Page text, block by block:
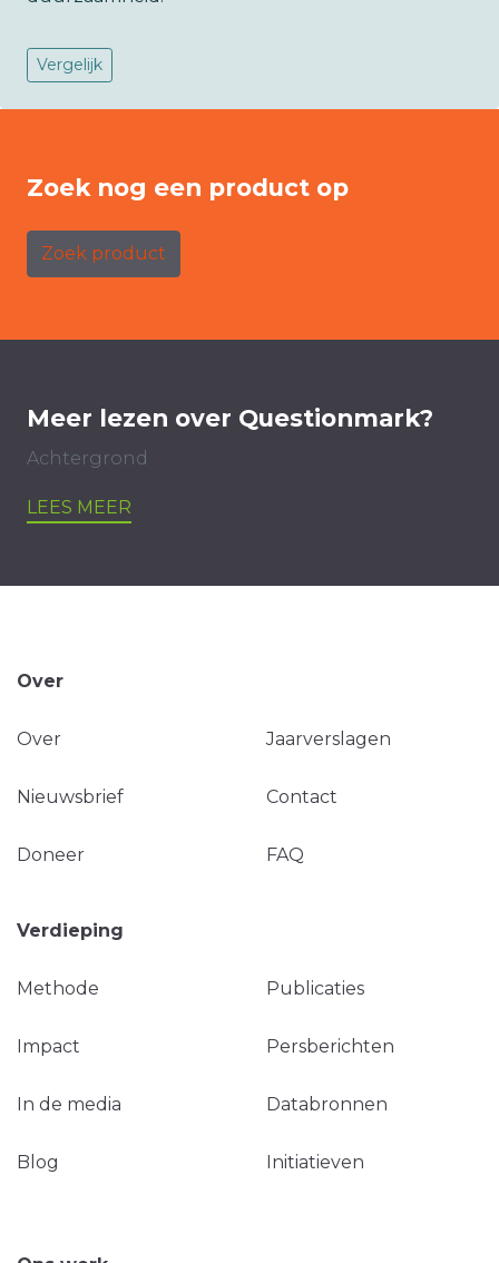
Vergelijk
Zoek nog een product op
Zoek product
Meer lezen over Questionmark?
Achtergrond
LEES MEER
Over
Over Jaarverslagen
Nieuwsbrief Contact
Doneer FAQ
Verdieping
Methode Publicaties
Impact Persberichten
In de media Databronnen
Blog Initiatieven